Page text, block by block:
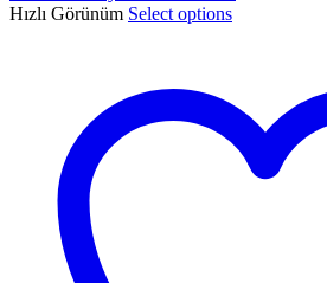
Hızlı Görünüm Select options